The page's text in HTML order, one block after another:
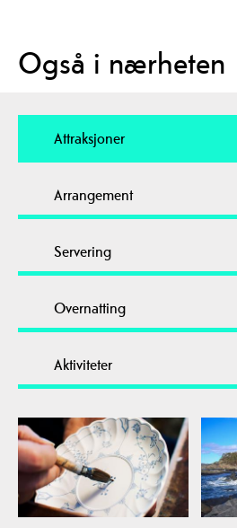
Også i nærheten
Attraksjoner
Arrangement
Servering
Overnatting
Aktiviteter